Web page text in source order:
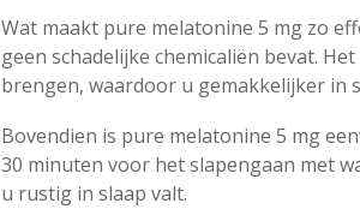
Wat maakt pure melatonine 5 mg zo
geen schadelijke chemicaliën bevat.
brengen, waardoor u gemakkelijker in
Bovendien is pure melatonine 5 mg
30 minuten voor het slapengaan met
u rustig in slaap valt.